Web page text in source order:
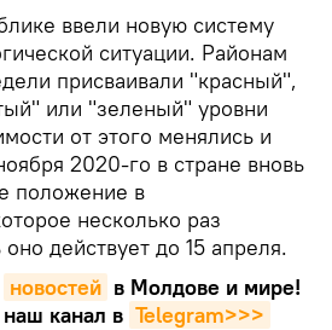
ввели новую систему
ситуации. Районам
присваивали "красный",
или "зеленый" уровни
от этого менялись и
2020-го в стране вновь
положение в
несколько раз
действует до 15 апреля.
новостей в Молдове и мире!
канал в Telegram>>>